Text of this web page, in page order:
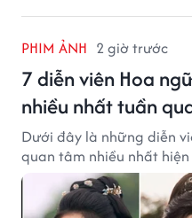
PHIM ẢNH 2 giờ trước
7 diễn viên Hoa
nhiều nhất tuần
Dưới đây là những diễn
quan tâm nhiều nhất hiện